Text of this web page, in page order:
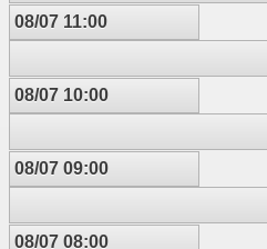
08/07 11:00
08/07 10:00
08/07 09:00
08/07 08:00